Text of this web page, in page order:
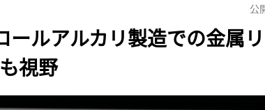
公
ールアルカリ製造での金属
視野